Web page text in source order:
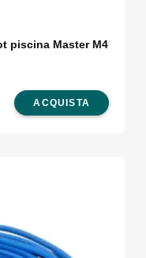
piscina Master M4
ACQUISTA